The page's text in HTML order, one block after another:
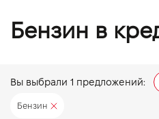
Бензин в
Вы выбрали 1 предложений:
Бензин
Акции %
Политика качества